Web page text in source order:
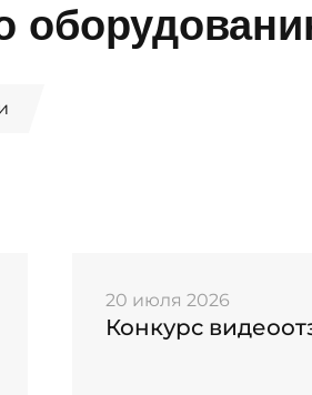
20 июля 2026
Конкурс